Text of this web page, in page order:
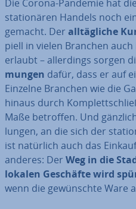
Die Corona-Pandemie hat
sta­tio­nä­ren Handels noch
gemacht. Der all­täg­li­che
pi­ell in vielen Branchen
erlaubt – al­ler­dings sorgen
mun­gen dafür, dass er auf
Einzelne Branchen wie die
hinaus durch
Maße betroffen. Und
lun­gen, an die sich der
ist natürlich auch das
anderes: Der Weg in die
lokalen Geschäfte wird
wenn die ge­wünsch­te Ware